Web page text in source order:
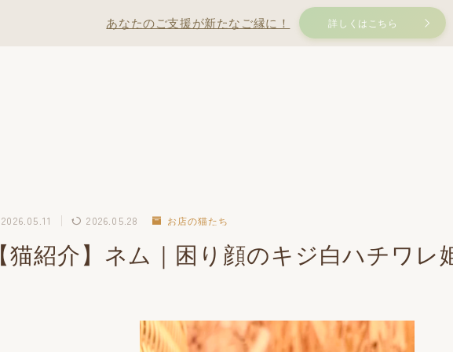
あなたのご支援が新たなご縁に！ 詳しくはこちら
2026.05.11 2026.05.28 お店の猫たち
【猫紹介】ネム｜困り顔のキジ白ハチワレ